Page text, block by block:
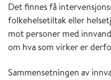
Det finnes få
folkehelsetiltak eller
mot personer med
om hva som virker er
Sammensetningen av